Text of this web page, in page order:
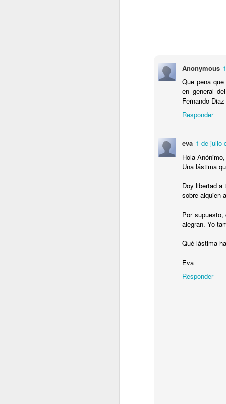
Anonymous
Que pena
en general
Fernando
Responder
eva 1 de julio
Hola Anónimo,
Una lástima
Doy libertad a
sobre alquien
Por
alegran. Yo
Qué lástima
Eva
Responder
20